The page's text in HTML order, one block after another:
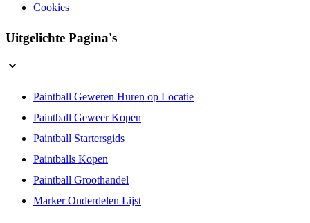
Cookies
Uitgelichte Pagina's
Paintball Geweren Huren op Locatie
Paintball Geweer Kopen
Paintball Startersgids
Paintballs Kopen
Paintball Groothandel
Marker Onderdelen Lijst